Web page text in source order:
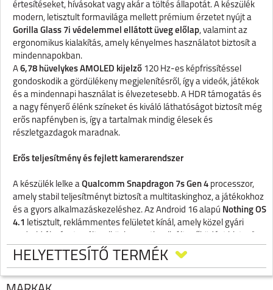
értesítéseket, hívásokat vagy akár a töltés állapotát. A készülék
modern, letisztult formavilága mellett prémium érzetet nyújt a
Gorilla Glass 7i védelemmel ellátott üveg előlap, valamint az
ergonomikus kialakítás, amely kényelmes használatot biztosít a
mindennapokban.
A 6,78 hüvelykes AMOLED kijelző 120 Hz-es képfrissítéssel
gondoskodik a gördülékeny megjelenítésről, így a videók, játékok
és a mindennapi használat is élvezetesebb. A HDR támogatás és
a nagy fényerő élénk színeket és kiváló láthatóságot biztosít még
erős napfényben is, így a tartalmak mindig élesek és
részletgazdagok maradnak.
Erős teljesítmény és fejlett kamerarendszer
A készülék lelke a Qualcomm Snapdragon 7s Gen 4 processzor,
amely stabil teljesítményt biztosít a multitaskinghoz, a játékokhoz
és a gyors alkalmazáskezeléshez. Az Android 16 alapú Nothing OS
4.1 letisztult, reklámmentes felületet kínál, amely közel gyári
hardver számára.
A fotózás szerelmeseinek a telefon háromkamerás rendszerrel
érkezik: egy 50 MP-es főkamerával, egy 50 MP-es periszkópos
teleobjektívvel 3,5× optikai zoommal, valamint egy ultraszéles
HELYETTESÍTŐ TERMÉK